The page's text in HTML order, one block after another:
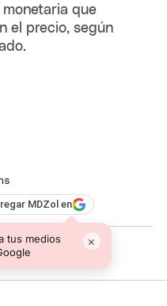
que
el precio, según
MDZol en
tus medios
×